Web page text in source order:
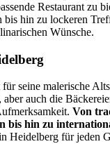
Restaurant zu
bis hin zu lockeren
Wünsche.
seine malerische
auch die
Von
bis hin zu
Heidelberg für jeden